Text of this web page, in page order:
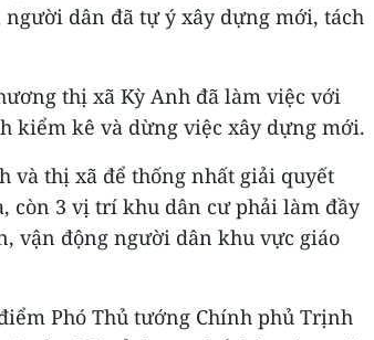
dân đã tự ý xây dựng mới, tách
thị xã Kỳ Anh đã làm việc với
kiểm kê và dừng việc xây dựng mới.
và thị xã để thống nhất giải quyết
3 vị trí khu dân cư phải làm đầy
vận động người dân khu vực giáo
Phó Thủ tướng Chính phủ Trịnh